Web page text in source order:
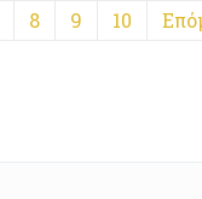
8 9 10